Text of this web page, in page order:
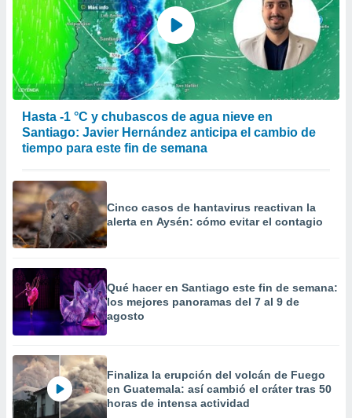
Hasta -1 °C y chubascos de agua nieve en
Santiago: Javier Hernández anticipa el cambio de
tiempo para este fin de semana
Cinco casos de hantavirus reactivan la
alerta en Aysén: cómo evitar el contagio
Qué hacer en Santiago este fin de semana:
los mejores panoramas del 7 al 9 de
agosto
Finaliza la erupción del volcán de Fuego
en Guatemala: así cambió el cráter tras 50
horas de intensa actividad